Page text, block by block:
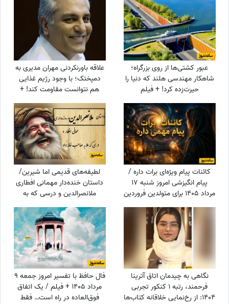
همه را شگفت‌زده کرد!
قهرمان مستر المپیا است هیچ
فرقی برای موضوع ویزا ندارد
عبور کشتی‌ها از روی بزرگراه؛
شاهکار مهندسی هلند که دنیا را
حیرت‌زده کرد! + فیلم
علاقه باورنکردنی مهران مدیری به
دمپختک؛ با وجود رژیم غذایی
هم نتوانست مقاومت کند! +
کائنات پیام ویژه‌ای برات داره /
پیام انگیزشی امروز شنبه 17
مرداد 1405 برای متولدین فروردین
پشتکار، یک گام دیگر به
خواسته‌هایتان نزدیک می‌شوید +
ویدئو
لطیفه‌های قدیمی اما شیرین/
داستان خنده‌دار مهمانی افطاری
ملانصرالدین و درسی که به
نگاهی به چیدمان اتاق آترینا
فرحمند، رتبه 1 کنکور تجربی
1404: از رخ‌نمایی خلاقانه کتاب‌ها
فال حافظ با تفسیر امروز جمعه 9
مرداد 1405 + فیلم / یک اتفاق
فوق‌العاده در راه است… فقط